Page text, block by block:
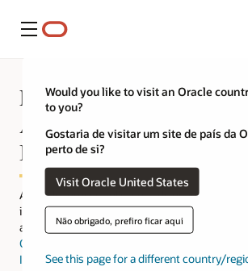
Menu
Would you like to visit an Oracle
to you?
Gostaria de visitar um site de país da
perto de si?
Visit Oracle United States
Não obrigado, prefiro ficar aqui
See this page for a different country/
Por que o Oracle
Applications e a Oracle
Infrastructure são
A Oracle fornece aplicações de negócios em
infraestrutura em uma plataforma segura e
a executar todas as áreas funcionais da sua
Oracle Fusion Cloud Applications
Infrastructure (OCI), você pode unificar